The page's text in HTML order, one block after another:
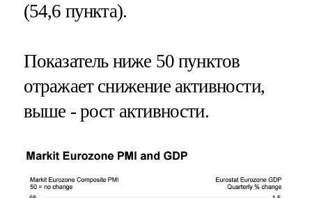
(54,6 пункта).
Показатель ниже 50 пунктов
отражает снижение активности,
выше - рост активности.